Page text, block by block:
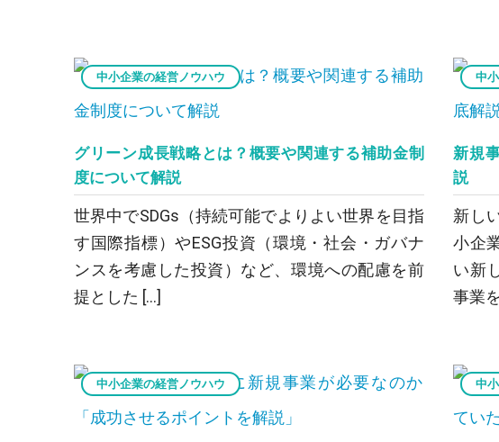
中小企業の経営ノウハウ
グリーン成長戦略とは？概要や関連する補助金制
度について解説
世界中でSDGs（持続可能でよりよい世界を目指
す国際指標）やESG投資（環境・社会・ガバナ
ンスを考慮した投資）など、環境への配慮を前
提とした […]
中
新規
説
新し
小企
い新
事業
中小企業の経営ノウハウ 中